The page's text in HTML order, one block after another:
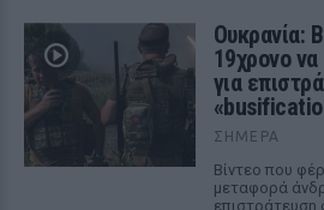
Ουκρανία:
19χρονο να
για
ΣΉΜΕΡΑ
Βίντεο που
μεταφορά
επιστράτευση